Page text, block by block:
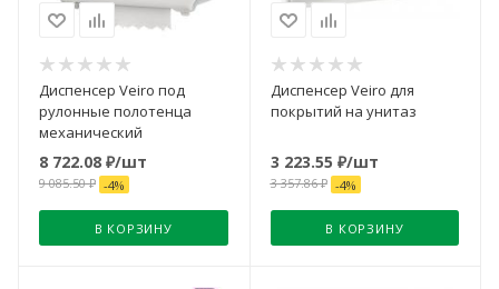
Диспенсер Veiro под
рулонные полотенца
механический
8 722.08 ₽/шт
9 085.50₽ -4%
В КОРЗИНУ
Диспенсер Veiro для
покрытий на унитаз
3 223.55 ₽/шт
3 357.86₽ -4%
В КОРЗИНУ